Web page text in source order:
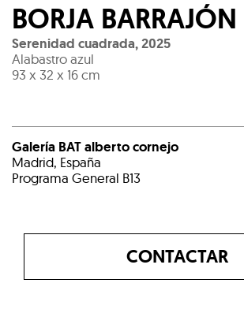
BORJA BARRAJÓN
Serenidad cuadrada,2025
Alabastro azul
93 x 32 x 16 cm
Galería BAT alberto cornejo
Madrid, España
Programa General B13
CONTACTAR